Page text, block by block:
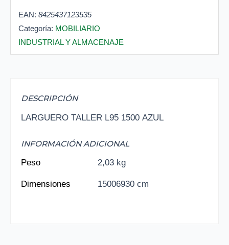
EAN: 8425437123535
Categoría: MOBILIARIO
INDUSTRIAL Y ALMACENAJE
DESCRIPCIÓN
LARGUERO TALLER L95 1500 AZUL
INFORMACIÓN ADICIONAL
Peso
2,03 kg
Dimensiones 15006930 cm